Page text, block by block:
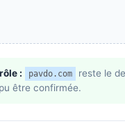
: pavdo.com
reste le
être confirmée.